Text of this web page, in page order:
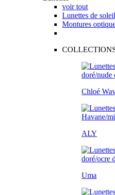
voir tout
Lunettes de soleil
Montures
Chloé
ALY
Uma